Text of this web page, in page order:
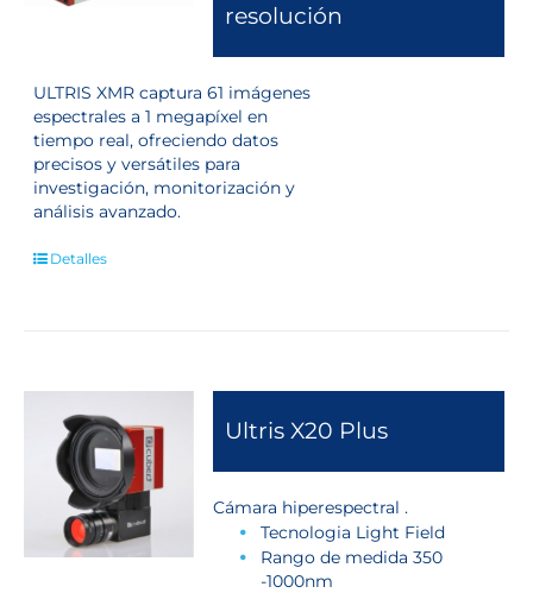
resolución
ULTRIS XMR captura 61 imágenes
espectrales a 1 megapíxel en
tiempo real, ofreciendo datos
precisos y versátiles para
investigación, monitorización y
análisis avanzado.
Detalles
Ultris X20 Plus
Cámara hiperespectral .
Tecnologia Light Field
Rango de medida 350
-1000nm